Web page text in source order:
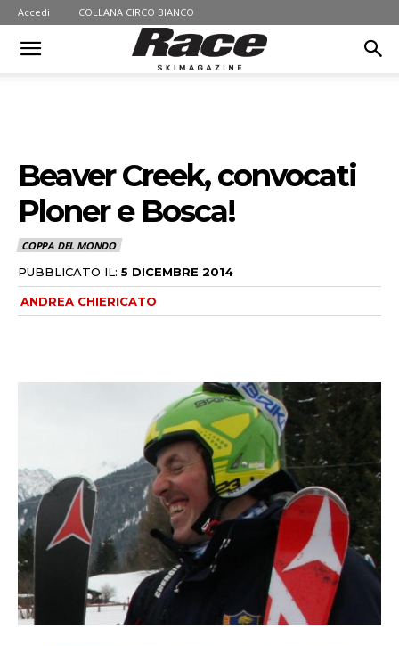
Accedi COLLANA CIRCO BIANCO
Beaver Creek, convocati
Ploner e Bosca!
COPPA DEL MONDO
PUBBLICATO IL: 5 DICEMBRE 2014
ANDREA CHIERICATO